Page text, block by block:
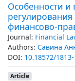
Особенности и
регулирования
финансово-
Journal: Financial
Authors: Савина
DOI: 10.18572/
Article